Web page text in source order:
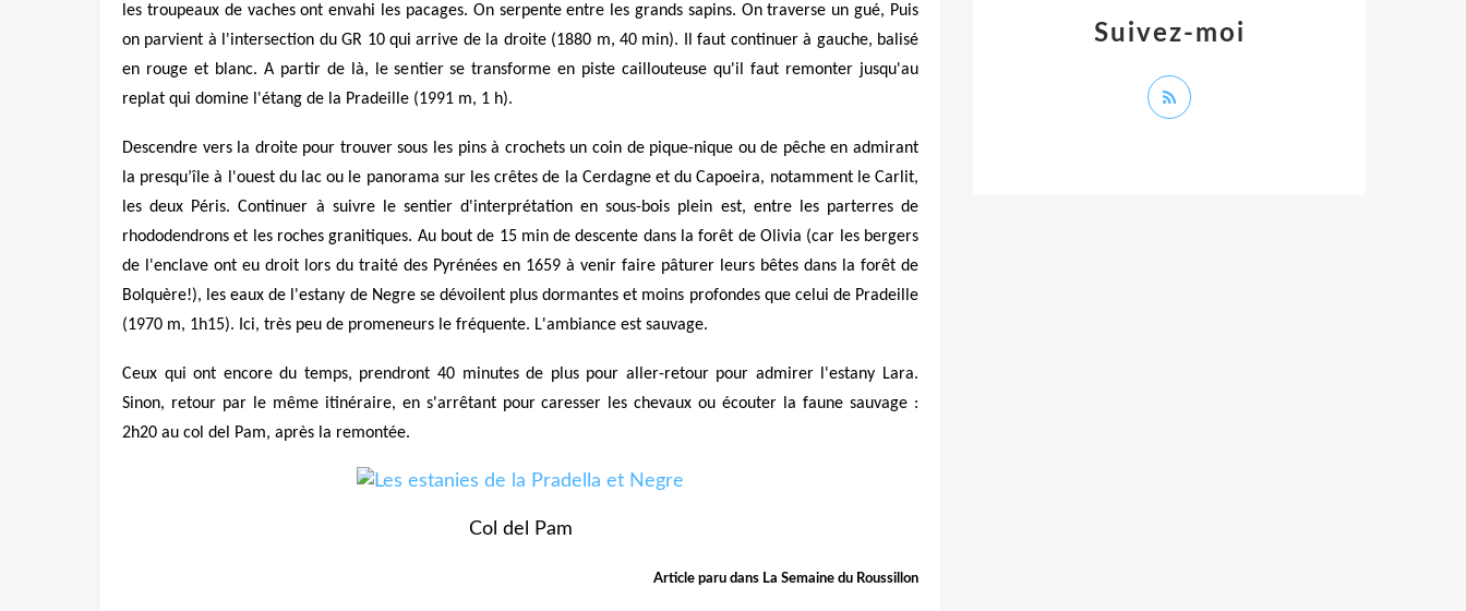
les troupeaux de vaches ont envahi les pacages. On serpente entre les grands sapins. On traverse un gué, Puis
on parvient à l'intersection du GR 10 qui arrive de la droite (1880 m, 40 min). Il faut continuer à gauche, balisé
en rouge et blanc. A partir de là, le sentier se transforme en piste caillouteuse qu'il faut remonter jusqu'au
replat qui domine l'étang de la Pradeille (1991 m, 1 h).
Descendre vers la droite pour trouver sous les pins à crochets un coin de pique-nique ou de pêche en admirant
la presqu’île à l'ouest du lac ou le panorama sur les crêtes de la Cerdagne et du Capoeira, notamment le Carlit,
les deux Péris. Continuer à suivre le sentier d'interprétation en sous-bois plein est, entre les parterres de
rhododendrons et les roches granitiques. Au bout de 15 min de descente dans la forêt de Olivia (car les bergers
de l'enclave ont eu droit lors du traité des Pyrénées en 1659 à venir faire pâturer leurs bêtes dans la forêt de
Bolquère!), les eaux de l'estany de Negre se dévoilent plus dormantes et moins profondes que celui de Pradeille
(1970 m, 1h15). Ici, très peu de promeneurs le fréquente. L'ambiance est sauvage.
Ceux qui ont encore du temps, prendront 40 minutes de plus pour aller-retour pour admirer l'estany Lara.
Sinon, retour par le même itinéraire, en s'arrêtant pour caresser les chevaux ou écouter la faune sauvage :
2h20 au col del Pam, après la remontée.
Col del Pam
Article paru dans La Semaine du Roussillon
Suivez-moi